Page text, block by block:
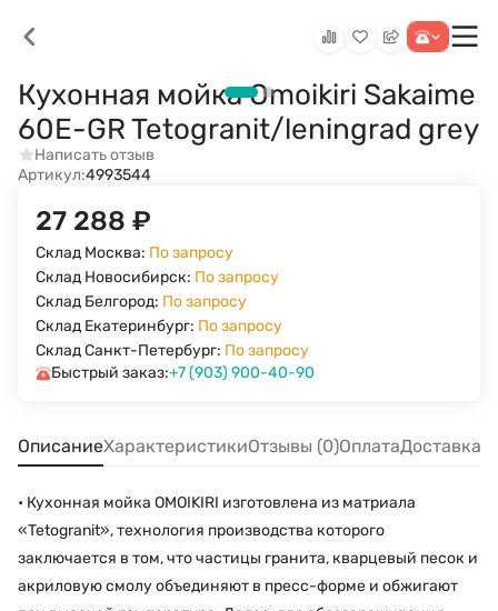
Кухонная мойка Omoikiri Sakaime
60E-GR Tetogranit/leningrad grey
Написать отзыв
Артикул:4993544
27 288 ₽
Склад Москва: По запросу
Склад Новосибирск: По запросу
Склад Белгород: По запросу
Склад Екатеринбург: По запросу
Склад Санкт-Петербург: По запросу
Быстрый заказ:+7 (903) 900-40-90
ОписаниеХарактеристикиОтзывы (0)ОплатаДоставка
• Кухонная мойка OMOIKIRI изготовлена из матриала
«Tetogranit», технология производства которого
заключается в том, что частицы гранита, кварцевый песок и
акриловую смолу объединяют в пресс-форме и обжигают